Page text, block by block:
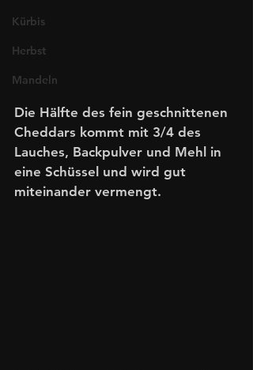
Kürbis
Herbst
Mandeln
Die Hälfte des fein geschnittenen
Cheddars kommt mit 3/4 des
Lauches, Backpulver und Mehl in
eine Schüssel und wird gut
miteinander vermengt.